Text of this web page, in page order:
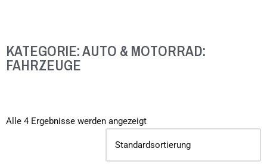
KATEGORIE: AUTO & MOTORRAD:
FAHRZEUGE
Alle 4 Ergebnisse werden angezeigt